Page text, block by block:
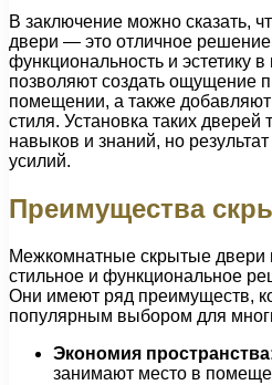
В заключение можно сказать,
двери — это отличное решение
функциональность и эстетику
позволяют создать ощущение
помещении, а также добавляют
стиля. Установка таких дверей
навыков и знаний, но
усилий.
Преимущества
Межкомнатные скрытые двери
стильное и функциональное
Они имеют ряд преимуществ,
популярным выбором для
Экономия
занимают место в